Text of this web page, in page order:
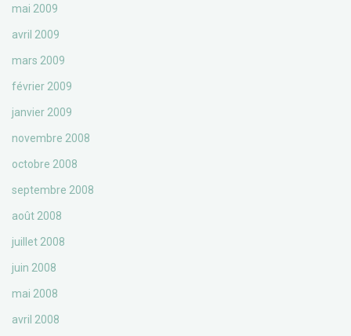
mai 2009
avril 2009
mars 2009
février 2009
janvier 2009
novembre 2008
octobre 2008
septembre 2008
août 2008
juillet 2008
juin 2008
mai 2008
avril 2008